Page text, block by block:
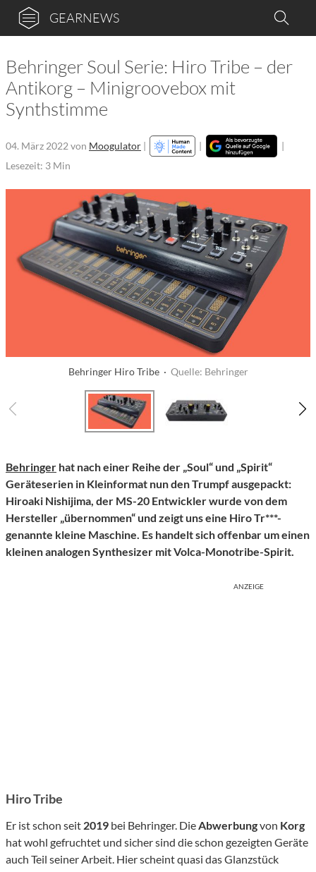
GEARNEWS
Behringer Soul Serie: Hiro Tribe – der
Antikorg – Minigroovebox mit
Synthstimme
04. März 2022 von Moogulator | |
|
Lesezeit: 3 Min
Behringer Hiro Tribe · Quelle: Behringer
Behringer hat nach einer Reihe der „Soul“ und „Spirit“
Geräteserien in Kleinformat nun den Trumpf ausgepackt:
Hiroaki Nishijima, der MS-20 Entwickler wurde von dem
Hersteller „übernommen“ und zeigt uns eine Hiro Tr***-
genannte kleine Maschine. Es handelt sich offenbar um einen
kleinen analogen Synthesizer mit Volca-Monotribe-Spirit.
ANZEIGE
Hiro Tribe
Er ist schon seit 2019 bei Behringer. DieAbwerbungvon Korg
hat wohl gefruchtet und sicher sind die schon gezeigten Geräte
auch Teil seiner Arbeit. Hier scheint quasi das Glanzstück